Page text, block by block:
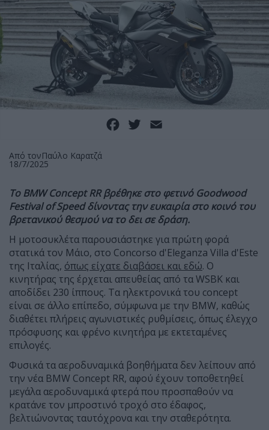
Facebook
Twitter
Από τονΠαύλο Καρατζά
18/7/2025
To BMW Concept RR βρέθηκε στο φετινό Goodwood
Festival of Speed δίνοντας την ευκαιρία στο κοινό του
βρετανικού θεσμού να το δει σε δράση.
Η μοτοσυκλέτα παρουσιάστηκε για πρώτη φορά
στατικά τον Μάιο, στο Concorso d'Eleganza Villa d'Este
της Ιταλίας, όπως είχατε διαβάσει και εδώ. Ο
κινητήρας της έρχεται απευθείας από τα WSBK και
αποδίδει 230 ίππους. Τα ηλεκτρονικά του concept
είναι σε άλλο επίπεδο, σύμφωνα με την BMW, καθώς
διαθέτει πλήρεις αγωνιστικές ρυθμίσεις, όπως έλεγχο
πρόσφυσης και φρένο κινητήρα με εκτεταμένες
επιλογές.
Φυσικά τα αεροδυναμικά βοηθήματα δεν λείπουν από
την νέα BMW Concept RR, αφού έχουν τοποθετηθεί
μεγάλα αεροδυναμικά φτερά που προσπαθούν να
κρατάνε τον μπροστινό τροχό στο έδαφος,
βελτιώνοντας ταυτόχρονα και την σταθερότητα.